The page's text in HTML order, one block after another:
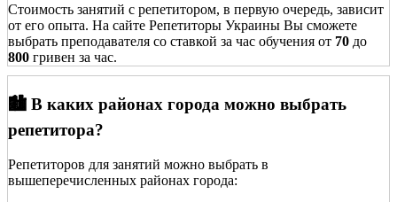
Стоимость занятий с репетитором, в первую очередь, зависит
от его опыта. На сайте Репетиторы Украины Вы сможете
выбрать преподавателя со ставкой за час обучения от 70 до
800 гривен за час.
🏙️ В каких районах города можно выбрать
репетитора?
Репетиторов для занятий можно выбрать в
вышеперечисленных районах города: